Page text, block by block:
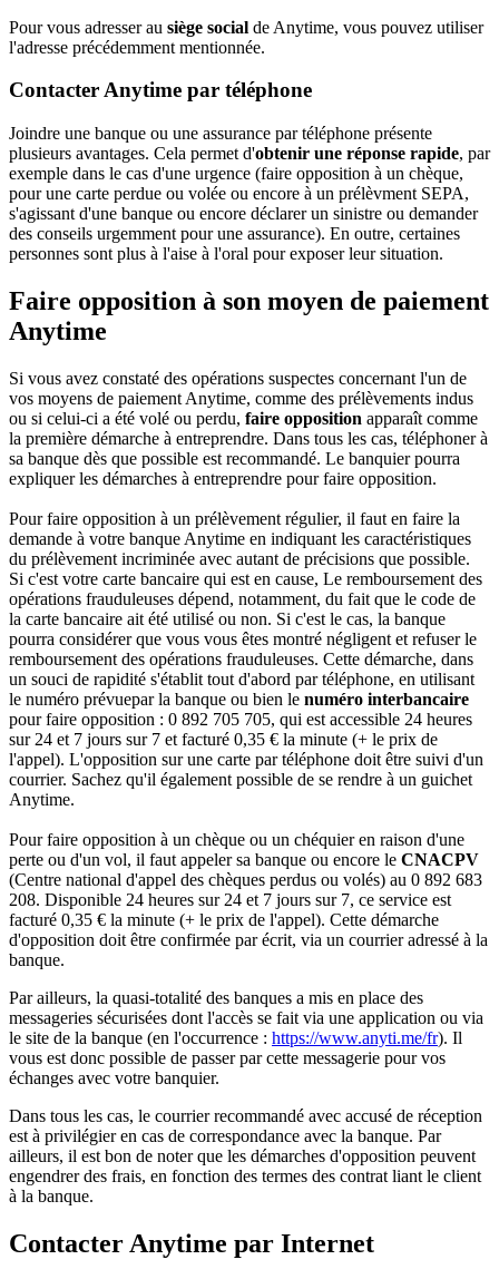
Pour vous adresser au siège social de Anytime, vous pouvez utiliser
l'adresse précédemment mentionnée.
Contacter Anytime par téléphone
Joindre une banque ou une assurance par téléphone présente
plusieurs avantages. Cela permet d'obtenir une réponse rapide, par
exemple dans le cas d'une urgence (faire opposition à un chèque,
pour une carte perdue ou volée ou encore à un prélèvment SEPA,
s'agissant d'une banque ou encore déclarer un sinistre ou demander
des conseils urgemment pour une assurance). En outre, certaines
personnes sont plus à l'aise à l'oral pour exposer leur situation.
Faire opposition à son moyen de paiement
Anytime
Si vous avez constaté des opérations suspectes concernant l'un de
vos moyens de paiement Anytime, comme des prélèvements indus
ou si celui-ci a été volé ou perdu, faire opposition apparaît comme
la première démarche à entreprendre. Dans tous les cas, téléphoner à
sa banque dès que possible est recommandé. Le banquier pourra
expliquer les démarches à entreprendre pour faire opposition.
Pour faire opposition à un prélèvement régulier, il faut en faire la
demande à votre banque Anytime en indiquant les caractéristiques
du prélèvement incriminée avec autant de précisions que possible.
Si c'est votre carte bancaire qui est en cause, Le remboursement des
opérations frauduleuses dépend, notamment, du fait que le code de
la carte bancaire ait été utilisé ou non. Si c'est le cas, la banque
pourra considérer que vous vous êtes montré négligent et refuser le
remboursement des opérations frauduleuses. Cette démarche, dans
un souci de rapidité s'établit tout d'abord par téléphone, en utilisant
le numéro prévuepar la banque ou bien le numéro interbancaire
pour faire opposition : 0 892 705 705, qui est accessible 24 heures
sur 24 et 7 jours sur 7 et facturé 0,35 € la minute (+ le prix de
l'appel). L'opposition sur une carte par téléphone doit être suivi d'un
courrier. Sachez qu'il également possible de se rendre à un guichet
Anytime.
Pour faire opposition à un chèque ou un chéquier en raison d'une
perte ou d'un vol, il faut appeler sa banque ou encore le CNACPV
(Centre national d'appel des chèques perdus ou volés) au 0 892 683
208. Disponible 24 heures sur 24 et 7 jours sur 7, ce service est
facturé 0,35 € la minute (+ le prix de l'appel). Cette démarche
d'opposition doit être confirmée par écrit, via un courrier adressé à la
banque.
Par ailleurs, la quasi-totalité des banques a mis en place des
messageries sécurisées dont l'accès se fait via une application ou via
le site de la banque (en l'occurrence : https://www.anyti.me/fr). Il
vous est donc possible de passer par cette messagerie pour vos
échanges avec votre banquier.
Dans tous les cas, le courrier recommandé avec accusé de réception
est à privilégier en cas de correspondance avec la banque. Par
ailleurs, il est bon de noter que les démarches d'opposition peuvent
engendrer des frais, en fonction des termes des contrat liant le client
à la banque.
Contacter Anytime par Internet